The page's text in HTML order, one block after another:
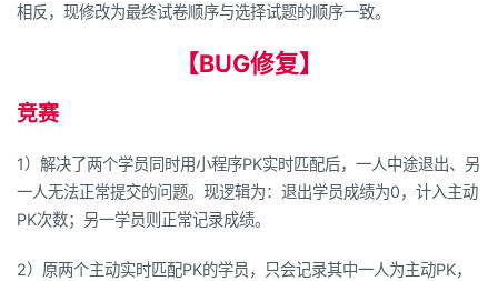
相反，现修改为最终试卷顺序与选择试题的顺序一致。
【BUG修复】
竞赛
1）解决了两个学员同时用小程序PK实时匹配后，一人中途退出、另
一人无法正常提交的问题。现逻辑为：退出学员成绩为0，计入主动
PK次数；另一学员则正常记录成绩。
2）原两个主动实时匹配PK的学员，只会记录其中一人为主动PK，